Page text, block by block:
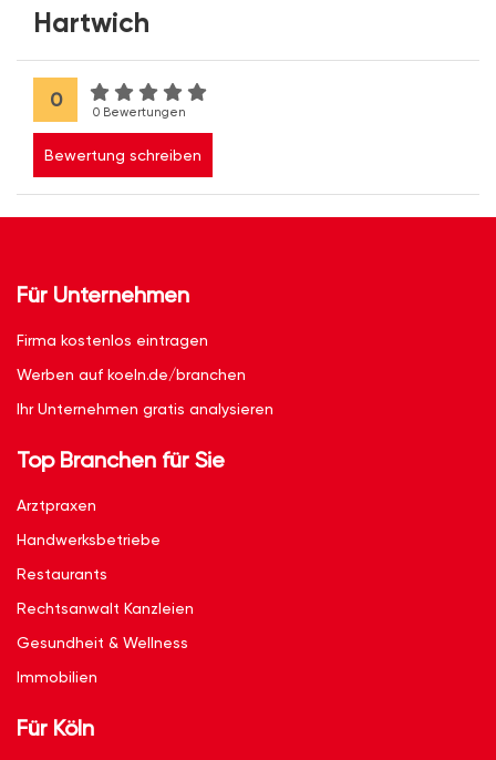
Hartwich
0
0 Bewertungen
Bewertung schreiben
Für Unternehmen
Firma kostenlos eintragen
Werben auf koeln.de/branchen
Ihr Unternehmen gratis analysieren
Top Branchen für Sie
Arztpraxen
Handwerksbetriebe
Restaurants
Rechtsanwalt Kanzleien
Gesundheit & Wellness
Immobilien
Für Köln